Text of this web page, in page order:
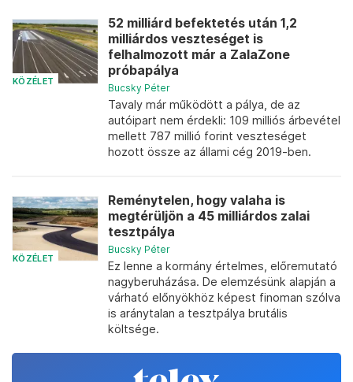
KÖZÉLET
52 milliárd befektetés után 1,2
milliárdos veszteséget is
felhalmozott már a ZalaZone
próbapálya
Bucsky Péter
Tavaly már működött a pálya, de az
autóipart nem érdekli: 109 milliós árbevétel
mellett 787 millió forint veszteséget
hozott össze az állami cég 2019-ben.
KÖZÉLET
Reménytelen, hogy valaha is
megtérüljön a 45 milliárdos zalai
tesztpálya
Bucsky Péter
Ez lenne a kormány értelmes, előremutató
nagyberuházása. De elemzésünk alapján a
várható előnyökhöz képest finoman szólva
is aránytalan a tesztpálya brutális
költsége.